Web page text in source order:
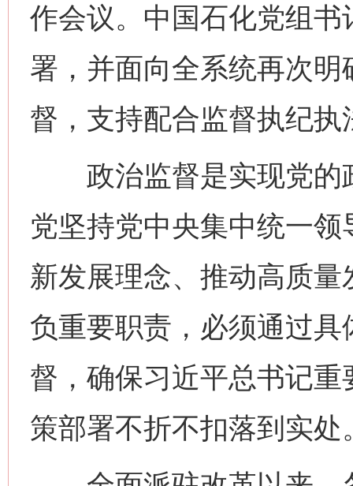
作会议。中国石化党组
署，并面向全系统再次
督，支持配合监督执纪执
政治监督是实现党的
党坚持党中央集中统一
新发展理念、推动高质
负重要职责，必须通过
督，确保习近平总书记
策部署不折不扣落到实处